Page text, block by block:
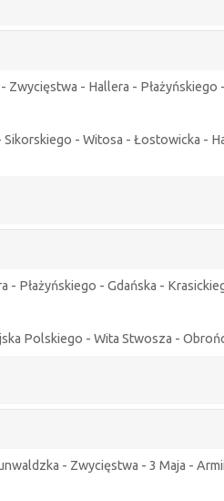
- Hallera - Płażyńskiego
- Witosa - Łostowicka -
Płażyńskiego - Gdańska -
Polskiego - Wita Stwosza -
- Zwycięstwa - 3 Maja -